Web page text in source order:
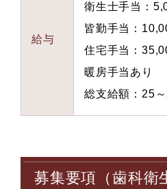
給与
衛生士手当：
皆勤手当：
住宅手当：
暖房手当あり
総支給額：25
募集要項（歯科衛